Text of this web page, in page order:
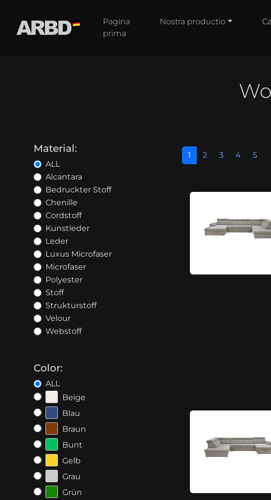
Pagina
prima
Nostra productio
Material:
ALL
Alcantara
Bedruckter Stoff
Chenille
Cordstoff
Kunstleder
Leder
Luxus Microfaser
Microfaser
Polyester
Stoff
Strukturstoff
Velour
Webstoff
Color:
ALL
Beige
Blau
Braun
Bunt
Gelb
Grau
Grün
1 2 3 4 5